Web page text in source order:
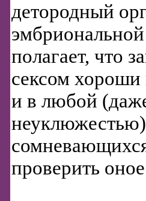
детородный
полагает, что
сексом хороши
и в любой
проверить